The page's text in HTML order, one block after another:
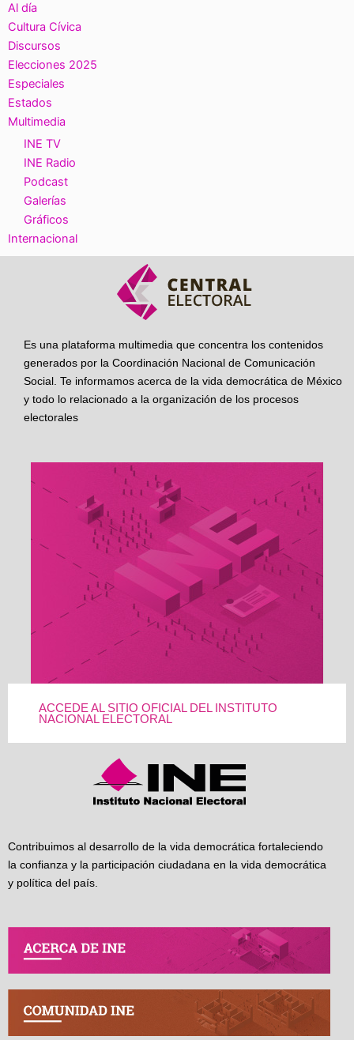
Al día
Cultura Cívica
Discursos
Elecciones 2025
Especiales
Estados
Multimedia
INE TV
INE Radio
Podcast
Galerías
Gráficos
Internacional
Es una plataforma multimedia que concentra los contenidos
generados por la Coordinación Nacional de Comunicación
Social. Te informamos acerca de la vida democrática de México
y todo lo relacionado a la organización de los procesos
electorales
ACCEDE AL SITIO OFICIAL DEL INSTITUTO
NACIONAL ELECTORAL
Contribuimos al desarrollo de la vida democrática fortaleciendo
la confianza y la participación ciudadana en la vida democrática
y política del país.